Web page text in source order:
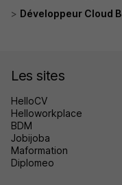
Développeur Cloud
Les sites
HelloCV
Helloworkplace
BDM
Jobijoba
Maformation
Diplomeo